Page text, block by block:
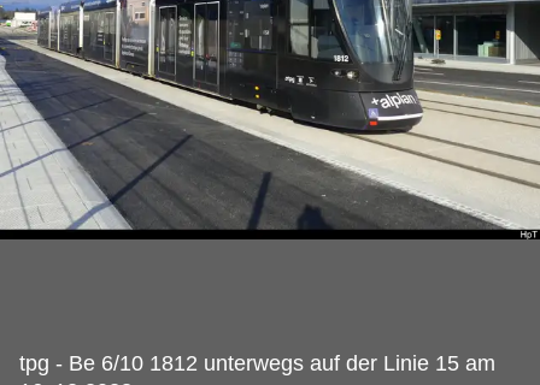
tpg - Be 6/10 1812 unterwegs auf der Linie 15 am